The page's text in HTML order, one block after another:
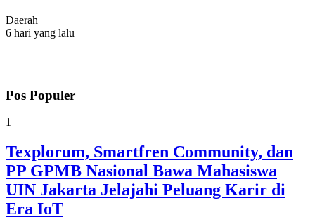
Daerah
6 hari yang lalu
Pos Populer
1
Texplorum, Smartfren Community, dan
PP GPMB Nasional Bawa Mahasiswa
UIN Jakarta Jelajahi Peluang Karir di
Era IoT